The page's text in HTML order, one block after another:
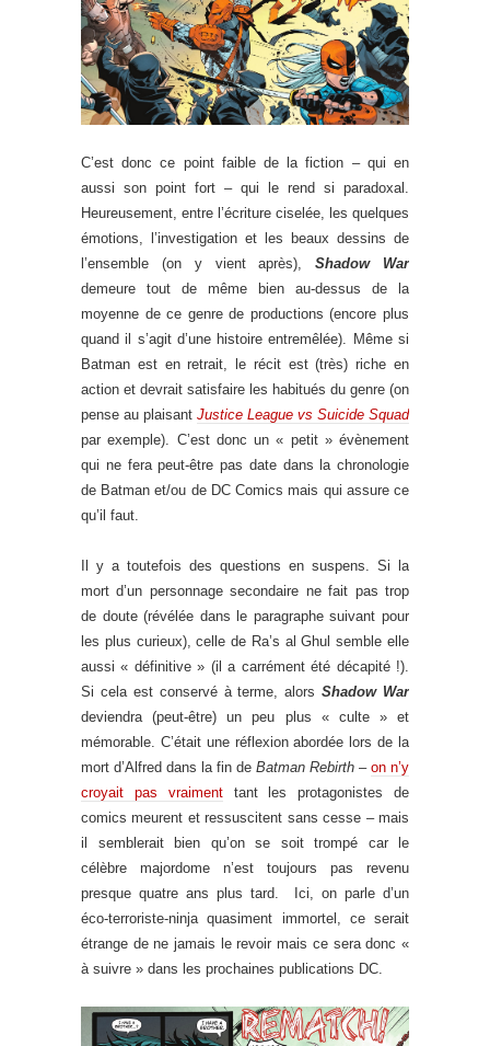
C’est donc ce point faible de la fiction – qui en
aussi son point fort – qui le rend si paradoxal.
Heureusement, entre l’écriture ciselée, les quelques
émotions, l’investigation et les beaux dessins de
l’ensemble (on y vient après),Shadow War
demeure tout de même bien au-dessus de la
moyenne de ce genre de productions (encore plus
quand il s’agit d’une histoire entremêlée). Même si
Batman est en retrait, le récit est (très) riche en
action et devrait satisfaire les habitués du genre (on
pense au plaisant Justice League vs Suicide Squad
par exemple). C’est donc un « petit » évènement
qui ne fera peut-être pas date dans la chronologie
de Batman et/ou de DC Comics mais qui assure ce
qu’il faut.
Il y a toutefois des questions en suspens. Si la
mort d’un personnage secondaire ne fait pas trop
de doute (révélée dans le paragraphe suivant pour
les plus curieux), celle de Ra’s al Ghul semble elle
aussi « définitive » (il a carrément été décapité !).
Si cela est conservé à terme, alorsShadow War
deviendra (peut-être) un peu plus « culte » et
mémorable. C’était une réflexion abordée lors de la
mort d’Alfred dans la fin de Batman Rebirth – on n’y
croyait pas vraimenttant les protagonistes de
comics meurent et ressuscitent sans cesse – mais
il semblerait bien qu’on se soit trompé car le
célèbre majordome n’est toujours pas revenu
presque quatre ans plus tard. Ici, on parle d’un
éco-terroriste-ninja quasiment immortel, ce serait
étrange de ne jamais le revoir mais ce sera donc «
à suivre » dans les prochaines publications DC.